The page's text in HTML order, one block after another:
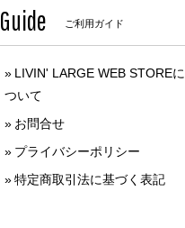
Guide ご利用ガイド
LIVIN' LARGE WEB STOREに
ついて
お問合せ
プライバシーポリシー
特定商取引法に基づく表記